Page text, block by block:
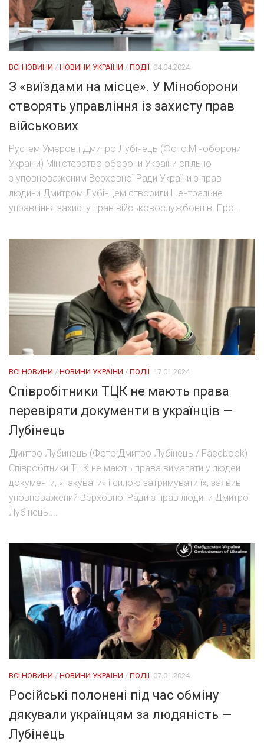
ВСІ НОВИНИ / НОВИНИ УКРАЇНИ / ПОДІЇ 04.04.2024
З «виїздами на місце». У Міноборони
створять управління із захисту прав
військових
Рустем Умєров і Дмитро Лубінець (Фото:Міноборони
України) Міністерство оборони України спільно
з уповноваженим Верховної Ради України з прав
людини Дмитром Лубінцем створили Центральне
управління захисту прав військовослужбовців. Про...
ВСІ НОВИНИ / НОВИНИ УКРАЇНИ / ПОДІЇ 17.01.2024
Співробітники ТЦК не мають права
перевіряти документи в українців —
Лубінець
Дмитро Лубинець (Фото:Дмитро Лубінець / Facebook)
Співробітники ТЦК не мають права вимагати у людей
документи, «пакувати» і силою затримувати їх, заявив
уповноважений Верховної Ради з прав людини Дмитро
Лубінець....
ВСІ НОВИНИ / НОВИНИ УКРАЇНИ / ПОДІЇ 07.01.2024
Російські полонені під час обміну
дякували українцям за людяність —
Лубінець